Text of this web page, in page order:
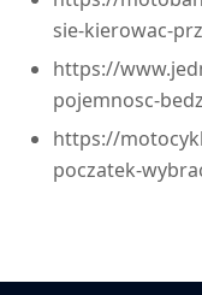
sie-kierowac-
https://
pojemnosc-
https://
poczatek-